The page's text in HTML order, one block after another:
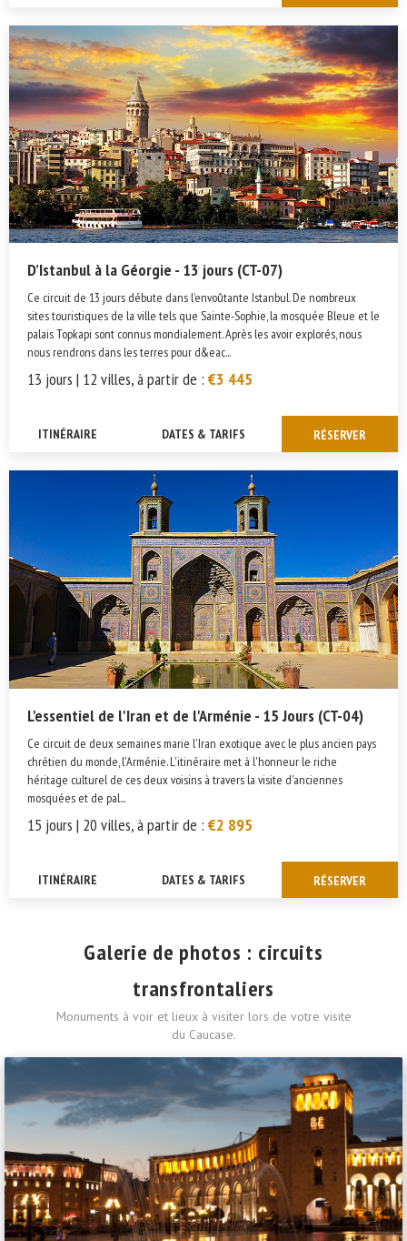
D’Istanbul à la Géorgie - 13 jours (CT-07)
Ce circuit de 13 jours débute dans l’envoûtante Istanbul. De nombreux
sites touristiques de la ville tels que Sainte-Sophie, la mosquée Bleue et le
palais Topkapi sont connus mondialement. Après les avoir explorés, nous
nous rendrons dans les terres pour d&eac...
13 jours | 12 villes, à partir de :€3 445
ITINÉRAIRE DATES & TARIFS RÉSERVER
L'essentiel de l'Iran et de l'Arménie - 15 Jours (CT-04)
Ce circuit de deux semaines marie l'Iran exotique avec le plus ancien pays
chrétien du monde, l'Arménie. L'itinéraire met à l'honneur le riche
héritage culturel de ces deux voisins à travers la visite d'anciennes
mosquées et de pal...
15 jours | 20 villes, à partir de :€2 895
ITINÉRAIRE DATES & TARIFS RÉSERVER
Galerie de photos : circuits
transfrontaliers
Monuments à voir et lieux à visiter lors de votre visite
du Caucase.